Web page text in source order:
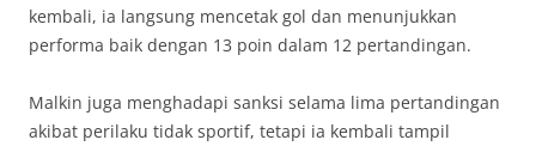
kembali, ia langsung mencetak gol dan menunjukkan
performa baik dengan 13 poin dalam 12 pertandingan.
Malkin juga menghadapi sanksi selama lima pertandingan
akibat perilaku tidak sportif, tetapi ia kembali tampil